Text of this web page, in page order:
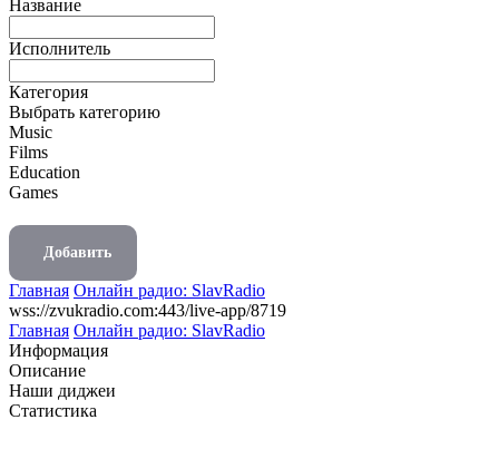
Название
Исполнитель
Категория
Выбрать категорию
Music
Films
Education
Games
Добавить
Главная Онлайн радио: SlavRadio
wss://zvukradio.com:443/live-app/8719
Главная Онлайн радио: SlavRadio
Информация
Описание
Наши диджеи
Статистика